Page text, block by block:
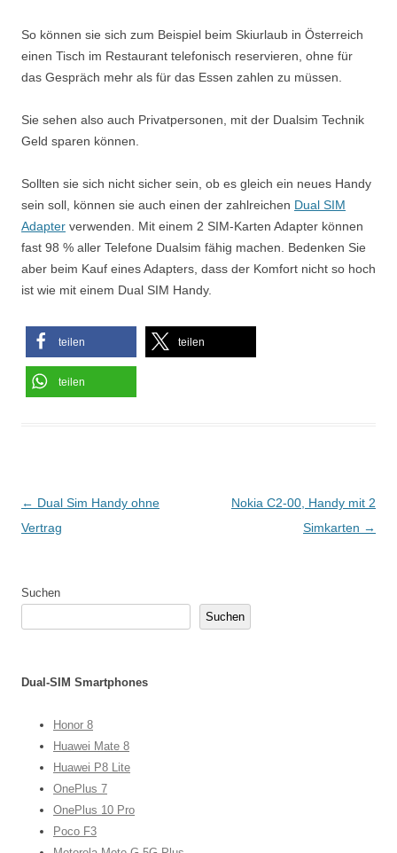
So können sie sich zum Beispiel beim Skiurlaub in Österreich
einen Tisch im Restaurant telefonisch reservieren, ohne für
das Gespräch mehr als für das Essen zahlen zu müssen.
Sie sehen also auch Privatpersonen, mit der Dualsim Technik
Geld sparen können.
Sollten sie sich nicht sicher sein, ob es gleich ein neues Handy
sein soll, können sie auch einen der zahlreichen Dual SIM
Adapter verwenden. Mit einem 2 SIM-Karten Adapter können
fast 98 % aller Telefone Dualsim fähig machen. Bedenken Sie
aber beim Kauf eines Adapters, dass der Komfort nicht so hoch
ist wie mit einem Dual SIM Handy.
teilen teilen
teilen
Beitragsnavigation
← Dual Sim Handy ohne
Vertrag
Nokia C2-00, Handy mit 2
Simkarten →
Suchen
Suchen
Dual-SIM Smartphones
Honor 8
Huawei Mate 8
Huawei P8 Lite
OnePlus 7
OnePlus 10 Pro
Poco F3